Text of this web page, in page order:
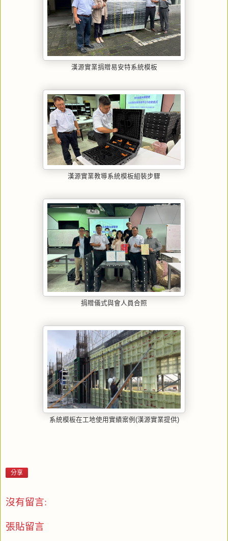
漢源實業捐贈易安特系統模板
漢源實業教導系統模板組裝步驟
捐贈儀式與會人員合照
系統模板在工地使用實績案例(漢源實業提供)
分享
沒有留言:
張貼留言